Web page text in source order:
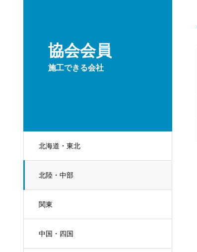
協会会員
施工できる会社
北海道・東北
北陸・中部
関東
中国・四国